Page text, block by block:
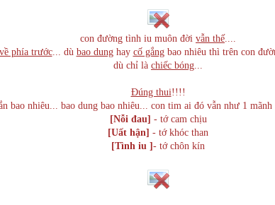
con đường tình iu muôn đời vẫn thế....
phía trước... dù bao dunghay cố gắngbao nhiêu thì trên con
dù chỉ là chiếc bóng...
Đúng thui!!!!
bao nhiêu... bao dung bao nhiêu... con tim ai đó vẫn như 1
[Nỗi đau] - tớ cam chịu
[Uất hận] - tớ khóc than
[Tình iu ] - tớ chôn kín